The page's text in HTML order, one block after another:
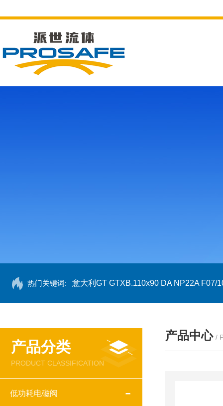
热门关键词: 意大利GT GTXB.110x90 DA NP22A F07/
产品分类
PRODUCT CLASSIFICATION
低功耗电磁阀
产品中心 /